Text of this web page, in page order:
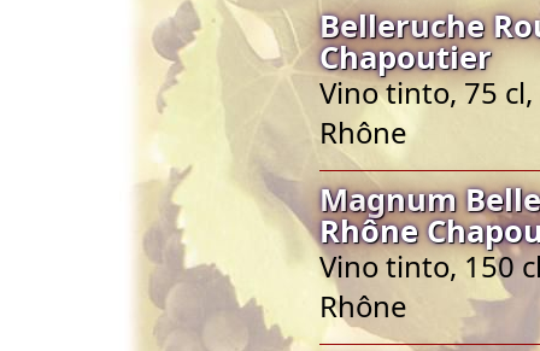
Belleruche
Chapoutier
Vino tinto, 75 cl,
Rhône
Magnum
Rhône
Vino tinto, 150
Rhône